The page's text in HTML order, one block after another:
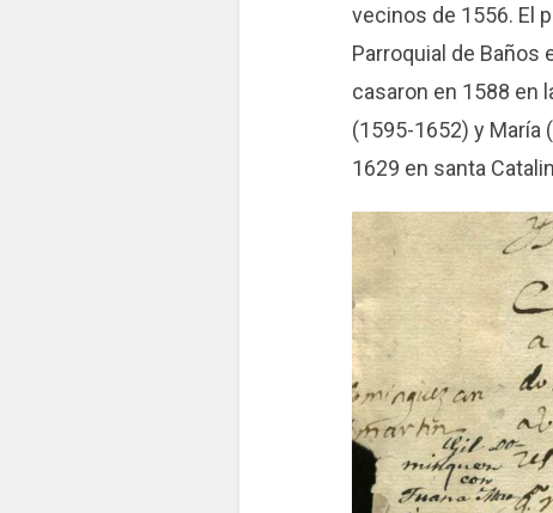
vecinos de 1556. El
Parroquial de Baños
casaron en 1588 en
(1595-1652) y María
1629 en santa